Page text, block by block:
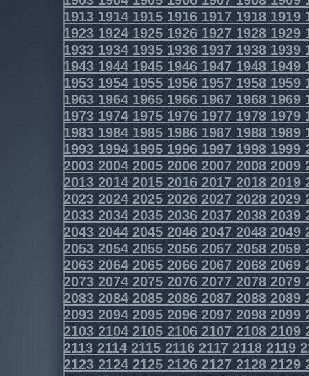
1913 1914 1915 1916 1917 1918 1919
1923 1924 1925 1926 1927 1928 1929
1933 1934 1935 1936 1937 1938 1939
1943 1944 1945 1946 1947 1948 1949
1953 1954 1955 1956 1957 1958 1959
1963 1964 1965 1966 1967 1968 1969
1973 1974 1975 1976 1977 1978 1979
1983 1984 1985 1986 1987 1988 1989
1993 1994 1995 1996 1997 1998 1999
2003 2004 2005 2006 2007 2008 2009
2013 2014 2015 2016 2017 2018 2019
2023 2024 2025 2026 2027 2028 2029
2033 2034 2035 2036 2037 2038 2039
2043 2044 2045 2046 2047 2048 2049
2053 2054 2055 2056 2057 2058 2059
2063 2064 2065 2066 2067 2068 2069
2073 2074 2075 2076 2077 2078 2079
2083 2084 2085 2086 2087 2088 2089
2093 2094 2095 2096 2097 2098 2099
2103 2104 2105 2106 2107 2108 2109
2113 2114 2115 2116 2117 2118 2119
2123 2124 2125 2126 2127 2128 2129